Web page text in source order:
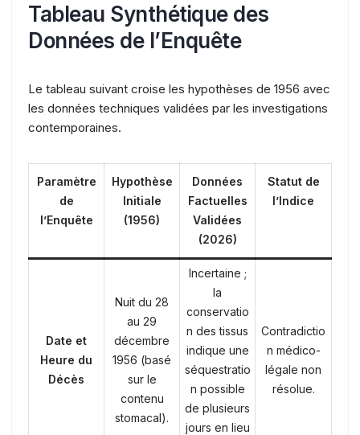
Tableau Synthétique des
Données de l’Enquête
Le tableau suivant croise les hypothèses de 1956 avec
les données techniques validées par les investigations
contemporaines.
Paramètre
de
l’Enquête
Hypothèse
Initiale
(1956)
Données
Factuelles
Validées
(2026)
Statut de
l’Indice
Date et
Heure du
Décès
Nuit du 28
au 29
décembre
1956 (basé
sur le
contenu
stomacal).
Incertaine ;
la
conservatio
n des tissus
indique une
séquestratio
n possible
de plusieurs
jours en lieu
Contradictio
n médico-
légale non
résolue.